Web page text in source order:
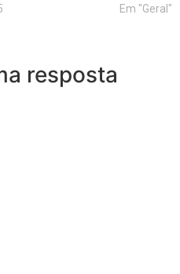
Em "Geral"
resposta